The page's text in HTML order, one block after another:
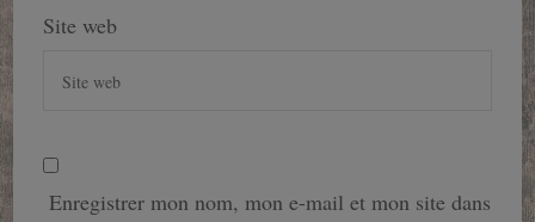
Site web
Enregistrer mon nom, mon e-mail et mon site dans